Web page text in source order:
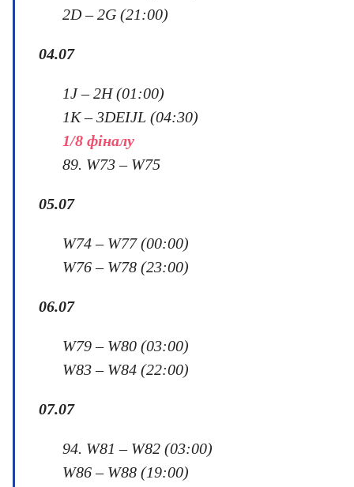
2D – 2G (21:00)
04.07
1J – 2H (01:00)
1K – 3DEIJL (04:30)
1/8 фіналу
89. W73 – W75
05.07
W74 – W77 (00:00)
W76 – W78 (23:00)
06.07
W79 – W80 (03:00)
W83 – W84 (22:00)
07.07
94. W81 – W82 (03:00)
W86 – W88 (19:00)